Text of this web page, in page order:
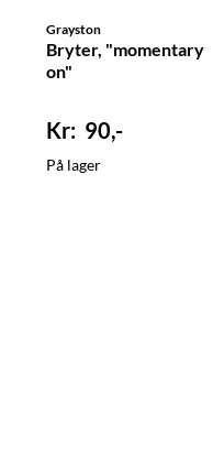
Grayston
Bryter, "momentary
on"
90,-
På lager